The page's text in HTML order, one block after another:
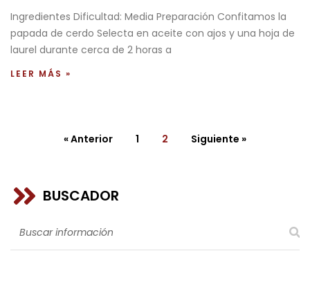
BUSCADOR
Ingredientes Dificultad: Media Preparación Confitamos la
papada de cerdo Selecta en aceite con ajos y una hoja de
laurel durante cerca de 2 horas a
LEER MÁS »
« Anterior 1 2 Siguiente »